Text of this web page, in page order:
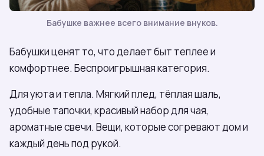
Бабушке важнее всего внимание внуков.
Бабушки ценят то, что делает быт теплее и
комфортнее. Беспроигрышная категория.
Для уюта и тепла. Мягкий плед, тёплая шаль,
удобные тапочки, красивый набор для чая,
ароматные свечи. Вещи, которые согревают дом и
каждый день под рукой.